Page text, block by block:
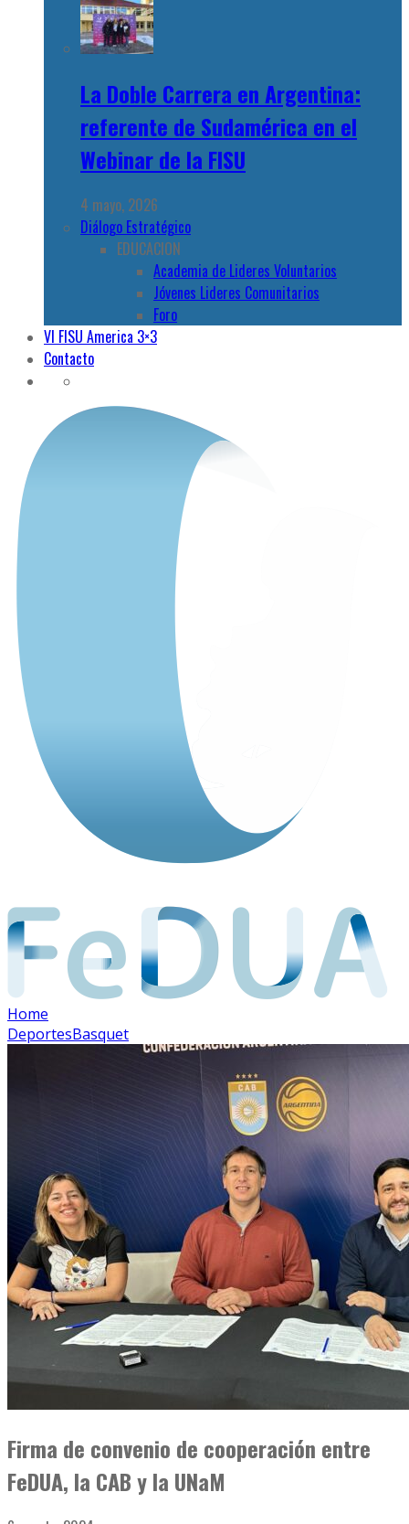
La Doble Carrera en Argentina:
referente de Sudamérica en el
Webinar de la FISU
4 mayo, 2026
Diálogo Estratégico
EDUCACION
Academia de Lideres Voluntarios
Jóvenes Lideres Comunitarios
Foro
VI FISU America 3×3
Contacto
Home
DeportesBasquet
Firma de convenio de cooperación entre
FeDUA, la CAB y la UNaM